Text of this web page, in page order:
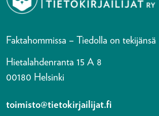
Faktahommissa – Tiedolla on tekijänsä
Hietalahdenranta 15 A 8
00180 Helsinki
toimisto@tietokirjailijat.fi